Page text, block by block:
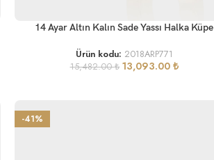
SEPETE EKLE
14 Ayar Altın Kalın Sade Yassı Halka Küpe
Ürün kodu: 2018ARP771
15,482.00₺ 13,093.00 ₺
-41%